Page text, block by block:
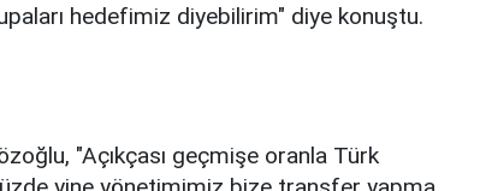
hedefimiz diyebilirim" diye konuştu.
"Açıkçası geçmişe oranla Türk